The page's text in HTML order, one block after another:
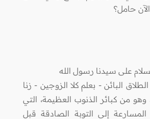
حامل؟
على سيدنا رسول الله
البائن - بعلم كلا الزوجين - زنا
من كبائر الذنوب العظيمة، التي
إلى التوبة الصادقة قبل